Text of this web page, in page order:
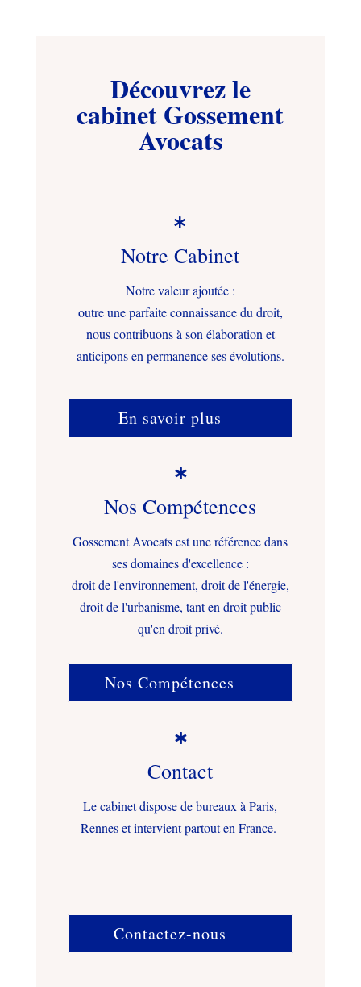
Découvrez le
cabinet Gossement
Avocats

Notre Cabinet
Notre valeur ajoutée :
outre une parfaite connaissance du droit,
nous contribuons à son élaboration et
anticipons en permanence ses évolutions.
En savoir plus

Nos Compétences
Gossement Avocats est une référence dans
ses domaines d'excellence :
droit de l'environnement, droit de l'énergie,
droit de l'urbanisme, tant en droit public
qu'en droit privé.
Nos Compétences

Contact
Le cabinet dispose de bureaux à Paris,
Rennes et intervient partout en France.
Contactez-nous